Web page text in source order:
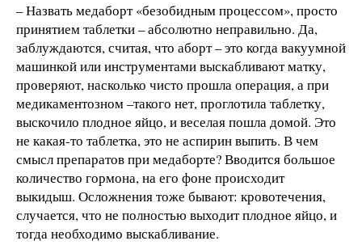
– Назвать медаборт «безобидным процессом», просто
принятием таблетки – абсолютно неправильно. Да,
заблуждаются, считая, что аборт – это когда вакуумной
машинкой или инструментами выскабливают матку,
проверяют, насколько чисто прошла операция, а при
медикаментозном –такого нет, проглотила таблетку,
выскочило плодное яйцо, и веселая пошла домой. Это
не какая-то таблетка, это не аспирин выпить. В чем
смысл препаратов при медаборте? Вводится большое
количество гормона, на его фоне происходит
выкидыш. Осложнения тоже бывают: кровотечения,
случается, что не полностью выходит плодное яйцо, и
тогда необходимо выскабливание.